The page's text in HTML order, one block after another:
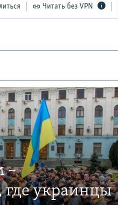
Читать без VPN
–
где украинцы